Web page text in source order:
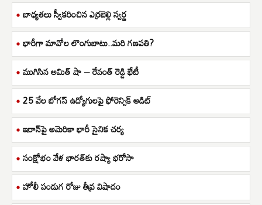
బాధ్యతలు స్వీకరించిన ఎర్రబెల్లి స్వర్ణ
భారీగా మావోల లొంగుబాటు..మరి గణపతి?
ముగిసిన అమిత్ షా – రేవంత్ రెడ్డి భేటీ
25 వేల బోగస్ ఉద్యోగులపై ఫోరెన్సిక్ ఆడిట్
ఇరాన్‌పై అమెరికా భారీ సైనిక చర్య
సంక్షోభం వేళ భారత్‌కు రష్యా భరోసా
హోలీ పండుగ రోజు తీవ్ర విషాదం